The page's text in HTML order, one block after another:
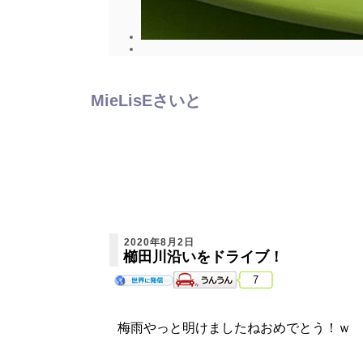
MieLisEさいと
2020年8月2日
櫛田川沿いをドライブ！
7
梅雨やっと明けましたねおめでとう！ｗ